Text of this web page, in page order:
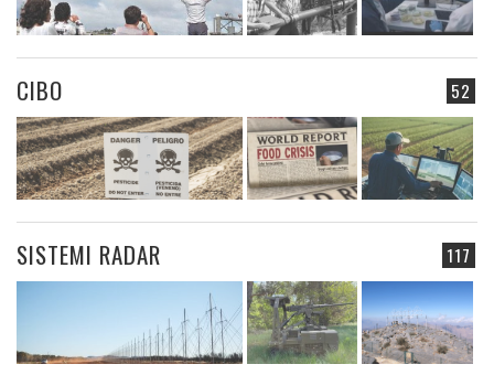
52
CIBO
117
SISTEMI RADAR